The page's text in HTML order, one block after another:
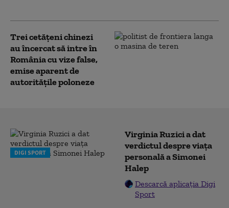
Trei cetăţeni chinezi
au încercat să intre în
România cu vize false,
emise aparent de
autorităţile poloneze
DIGI SPORT
Virginia Ruzici a dat
verdictul despre viața
personală a Simonei
Halep
Descarcă aplicația Digi
Sport